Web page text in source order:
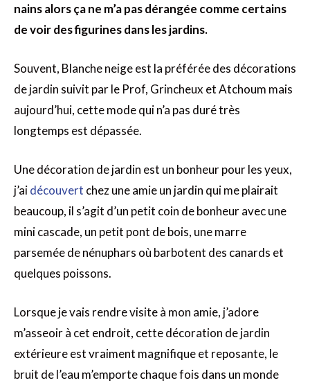
nains alors ça ne m’a pas dérangée comme certains
de voir des figurines dans les jardins.
Souvent, Blanche neige est la préférée des décorations
de jardin suivit par le Prof, Grincheux et Atchoum mais
aujourd’hui, cette mode qui n’a pas duré très
longtemps est dépassée.
Une décoration de jardin est un bonheur pour les yeux,
j’aidécouvert chez une amie un jardin qui me plairait
beaucoup, il s’agit d’un petit coin de bonheur avec une
mini cascade, un petit pont de bois, une marre
parsemée de nénuphars où barbotent des canards et
quelques poissons.
Lorsque je vais rendre visite à mon amie, j’adore
m’asseoir à cet endroit, cette décoration de jardin
extérieure est vraiment magnifique et reposante, le
bruit de l’eau m’emporte chaque fois dans un monde